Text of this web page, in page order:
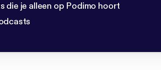
die je alleen op Podimo hoort